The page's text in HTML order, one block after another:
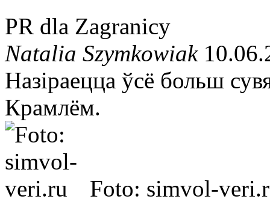
PR dla Zagranicy
Natalia Szymkowiak
Назіраецца ўсё больш
Крамлём.
Foto: simvol-